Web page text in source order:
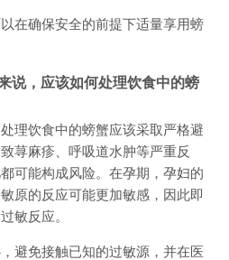
在确保安全的前提下适量享用螃
说，应该如何处理饮食中的螃
理饮食中的螃蟹应该采取严格避
荨麻疹、呼吸道水肿等严重反
可能构成风险。在孕期，孕妇的
原的反应可能更加敏感，因此即
敏反应。
避免接触已知的过敏源，并在医